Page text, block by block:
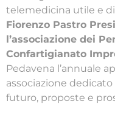
telemedicina utile e
Fiorenzo Pastro
l’associazione dei
Confartigianato
Pedavena l’annuale
associazione
futuro, proposte e